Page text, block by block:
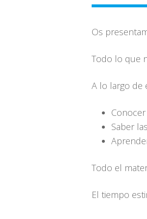
Os
Todo lo que
A lo largo de
Saber
Todo el
El tiempo